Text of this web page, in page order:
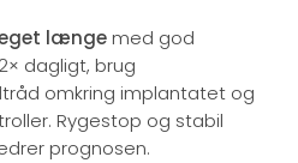
længemed god
dagligt, brug
omkring implantatet og
Rygestop og stabil
prognosen.